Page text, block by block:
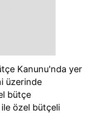
Kanunu'nda yer
üzerinde
bütçe
özel bütçeli